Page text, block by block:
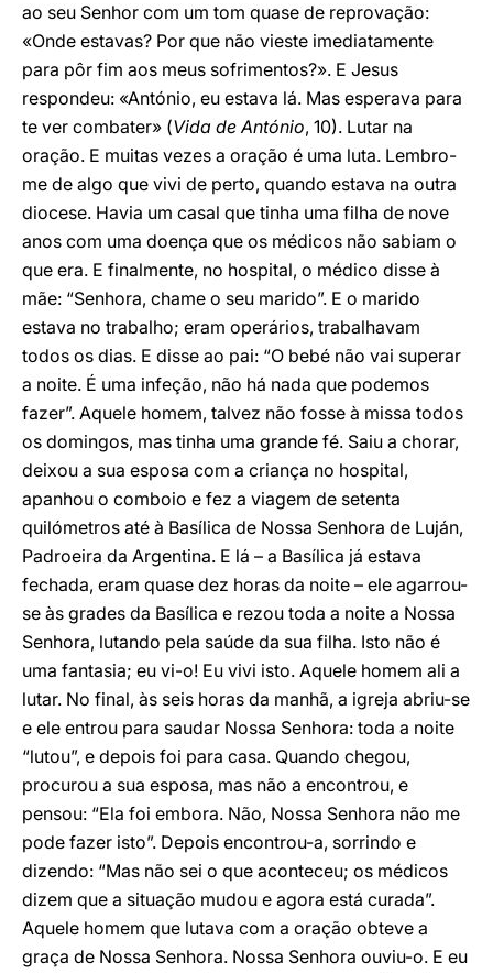
ao seu Senhor com um tom quase de reprovação:
«Onde estavas? Por que não vieste imediatamente
para pôr fim aos meus sofrimentos?». E Jesus
respondeu: «António, eu estava lá. Mas esperava para
te ver combater» (Vida de António, 10). Lutar na
oração. E muitas vezes a oração é uma luta. Lembro-
me de algo que vivi de perto, quando estava na outra
diocese. Havia um casal que tinha uma filha de nove
anos com uma doença que os médicos não sabiam o
que era. E finalmente, no hospital, o médico disse à
mãe: “Senhora, chame o seu marido”. E o marido
estava no trabalho; eram operários, trabalhavam
todos os dias. E disse ao pai: “O bebé não vai superar
a noite. É uma infeção, não há nada que podemos
fazer”. Aquele homem, talvez não fosse à missa todos
os domingos, mas tinha uma grande fé. Saiu a chorar,
deixou a sua esposa com a criança no hospital,
apanhou o comboio e fez a viagem de setenta
quilómetros até à Basílica de Nossa Senhora de Luján,
Padroeira da Argentina. E lá – a Basílica já estava
fechada, eram quase dez horas da noite – ele agarrou-
se às grades da Basílica e rezou toda a noite a Nossa
Senhora, lutando pela saúde da sua filha. Isto não é
uma fantasia; eu vi-o! Eu vivi isto. Aquele homem ali a
lutar. No final, às seis horas da manhã, a igreja abriu-se
e ele entrou para saudar Nossa Senhora: toda a noite
“lutou”, e depois foi para casa. Quando chegou,
procurou a sua esposa, mas não a encontrou, e
pensou: “Ela foi embora. Não, Nossa Senhora não me
pode fazer isto”. Depois encontrou-a, sorrindo e
dizendo: “Mas não sei o que aconteceu; os médicos
dizem que a situação mudou e agora está curada”.
Aquele homem que lutava com a oração obteve a
graça de Nossa Senhora. Nossa Senhora ouviu-o. E eu